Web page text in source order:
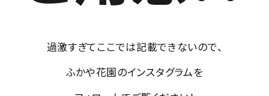
過激すぎてここでは記載できないので、
ふかや花園のインスタグラムを